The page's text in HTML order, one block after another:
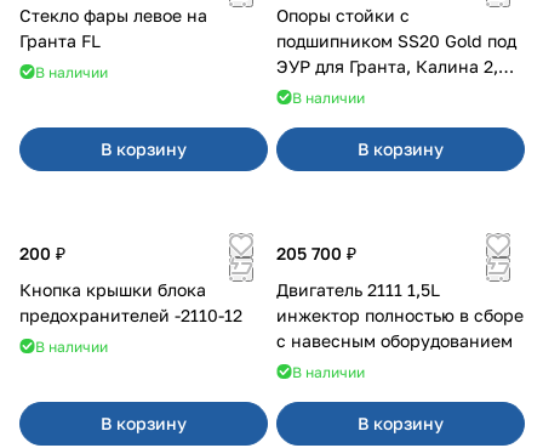
Стекло фары левое на
Гранта FL
В наличии
В корзину
Опоры стойки с
подшипником SS20 Gold под
ЭУР для Гранта, Калина 2,
Datsun
В наличии
В корзину
200 ₽
Кнопка крышки блока
предохранителей -2110-12
В наличии
В корзину
205 700 ₽
Двигатель 2111 1,5L
инжектор полностью в сборе
с навесным оборудованием
В наличии
В корзину